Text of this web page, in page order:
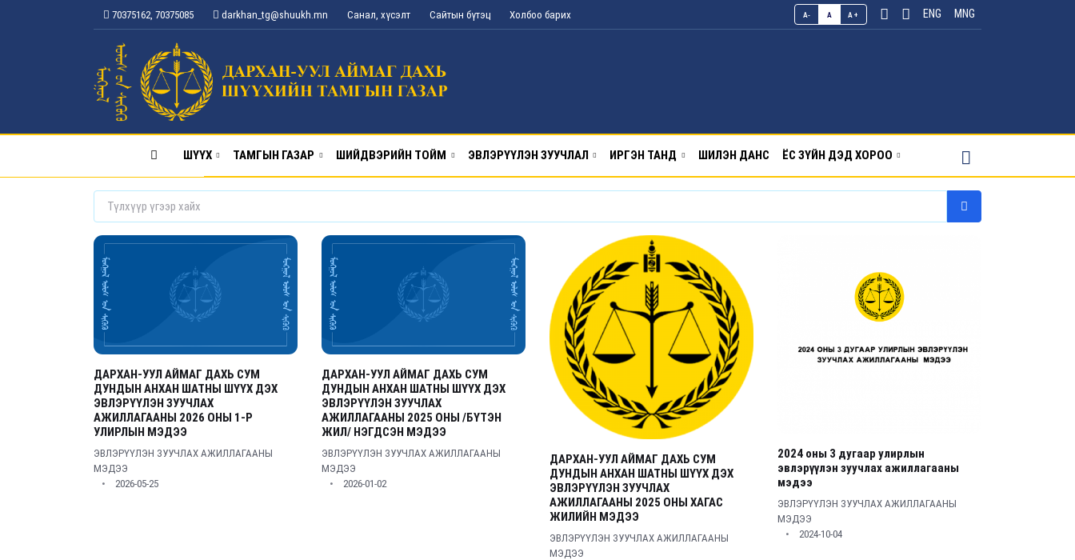
70375162, 70375085 darkhan_tg@shuukh.mn Санал, хүсэлт Сайтын бүтэц Холбоо барих A- A A+ ENG MNG
ШҮҮХ ТАМГЫН ГАЗАР ШИЙДВЭРИЙН ТОЙМ ЭВЛЭРҮҮЛЭН ЗУУЧЛАЛ ИРГЭН ТАНД ШИЛЭН ДАНС ЁС ЗҮЙН ДЭД ХОРОО
ДАРХАН-УУЛ АЙМАГ ДАХЬ СУМ
ДУНДЫН АНХАН ШАТНЫ ШҮҮХ ДЭХ
ЭВЛЭРҮҮЛЭН ЗУУЧЛАХ
АЖИЛЛАГААНЫ 2026 ОНЫ 1-Р
УЛИРЛЫН МЭДЭЭ
ЭВЛЭРҮҮЛЭН ЗУУЧЛАХ АЖИЛЛАГААНЫ
МЭДЭЭ
2026-05-25
ДАРХАН-УУЛ АЙМАГ ДАХЬ СУМ
ДУНДЫН АНХАН ШАТНЫ ШҮҮХ ДЭХ
ЭВЛЭРҮҮЛЭН ЗУУЧЛАХ
АЖИЛЛАГААНЫ 2025 ОНЫ /БҮТЭН
ЖИЛ/ НЭГДСЭН МЭДЭЭ
ЭВЛЭРҮҮЛЭН ЗУУЧЛАХ АЖИЛЛАГААНЫ
МЭДЭЭ
2026-01-02
ДАРХАН-УУЛ АЙМАГ ДАХЬ СУМ
ДУНДЫН АНХАН ШАТНЫ ШҮҮХ ДЭХ
ЭВЛЭРҮҮЛЭН ЗУУЧЛАХ
АЖИЛЛАГААНЫ 2025 ОНЫ ХАГАС
ЖИЛИЙН МЭДЭЭ
ЭВЛЭРҮҮЛЭН ЗУУЧЛАХ АЖИЛЛАГААНЫ
МЭДЭЭ
2024 оны 3 дугаар улирлын
эвлэрүүлэн зуучлах ажиллагааны
мэдээ
ЭВЛЭРҮҮЛЭН ЗУУЧЛАХ АЖИЛЛАГААНЫ
МЭДЭЭ
2024-10-04